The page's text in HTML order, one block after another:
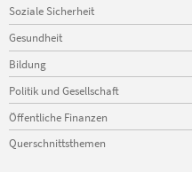
Soziale Sicherheit
Gesundheit
Bildung
Politik und Gesellschaft
Öffentliche Finanzen
Querschnittsthemen